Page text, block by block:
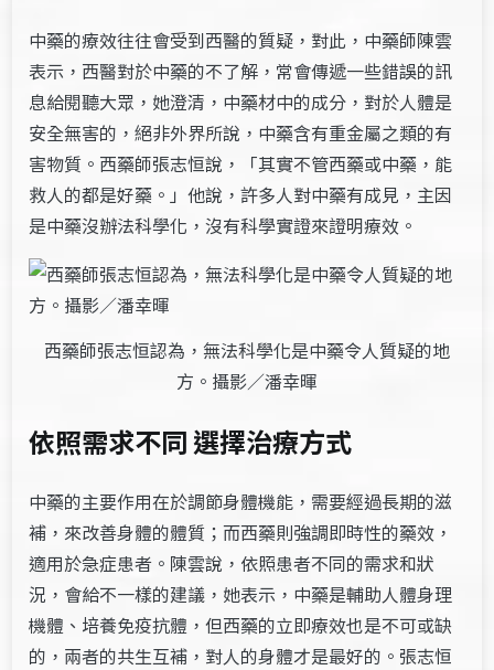
中藥的療效往往會受到西醫的質疑，對此，中藥師陳雲
表示，西醫對於中藥的不了解，常會傳遞一些錯誤的訊
息給閱聽大眾，她澄清，中藥材中的成分，對於人體是
安全無害的，絕非外界所說，中藥含有重金屬之類的有
害物質。西藥師張志恒說，「其實不管西藥或中藥，能
救人的都是好藥。」他說，許多人對中藥有成見，主因
是中藥沒辦法科學化，沒有科學實證來證明療效。
西藥師張志恒認為，無法科學化是中藥令人質疑的地
方。攝影／潘幸暉
依照需求不同 選擇治療方式
中藥的主要作用在於調節身體機能，需要經過長期的滋
補，來改善身體的體質；而西藥則強調即時性的藥效，
適用於急症患者。陳雲說，依照患者不同的需求和狀
況，會給不一樣的建議，她表示，中藥是輔助人體身理
機體、培養免疫抗體，但西藥的立即療效也是不可或缺
的，兩者的共生互補，對人的身體才是最好的。張志恒